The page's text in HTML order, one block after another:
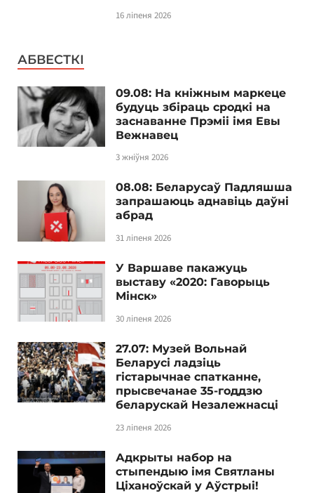
16 ліпеня 2026
АБВЕСТКІ
09.08: На кніжным маркеце
будуць збіраць сродкі на
заснаванне Прэміі імя Евы
Вежнавец
3 жніўня 2026
08.08: Беларусаў Падляшша
запрашаюць аднавіць даўні
абрад
31 ліпеня 2026
У Варшаве пакажуць
выставу «2020: Гаворыць
Мінск»
30 ліпеня 2026
27.07: Музей Вольнай
Беларусі ладзіць
гістарычнае спатканне,
прысвечанае 35-годдзю
беларускай Незалежнасці
23 ліпеня 2026
Адкрыты набор на
стыпендыю імя Святланы
Ціханоўскай у Аўстрыі!